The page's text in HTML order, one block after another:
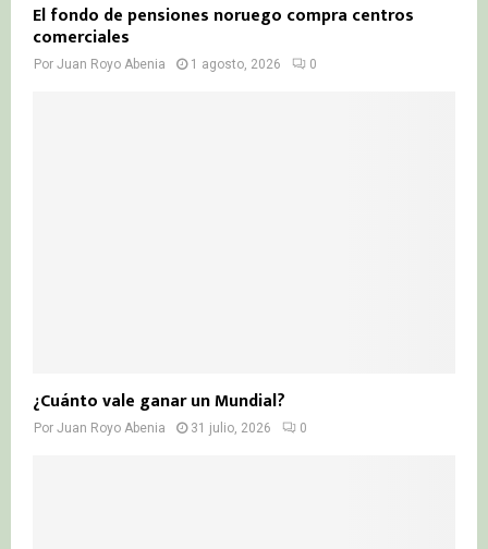
El fondo de pensiones noruego compra centros
comerciales
Por Juan Royo Abenia 1 agosto, 2026 0
¿Cuánto vale ganar un Mundial?
Por Juan Royo Abenia 31 julio, 2026 0